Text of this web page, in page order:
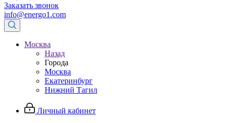
Заказать звонок
info@energo1.com
Москва
Назад
Города
Москва
Екатеринбург
Нижний Тагил
Личный кабинет